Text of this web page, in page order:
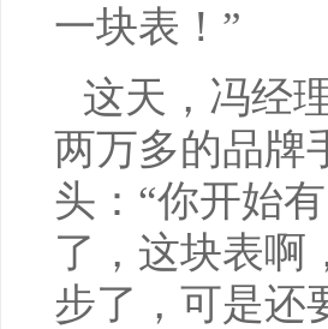
一块表！”
这天，冯经
两万多的品牌
头：“你开始
了，这块表啊
步了，可是还